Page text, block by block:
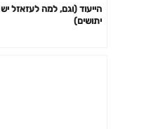
הייעוד (וגם, למה לעזאזל יש
יתושים)